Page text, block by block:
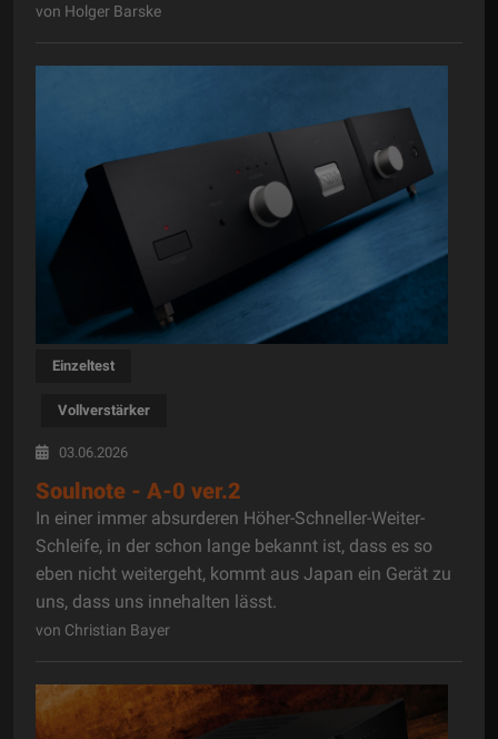
von Holger Barske
Einzeltest
Vollverstärker
03.06.2026
Soulnote - A-0 ver.2
In einer immer absurderen Höher-Schneller-Weiter-
Schleife, in der schon lange bekannt ist, dass es so
eben nicht weitergeht, kommt aus Japan ein Gerät zu
uns, dass uns innehalten lässt.
von Christian Bayer